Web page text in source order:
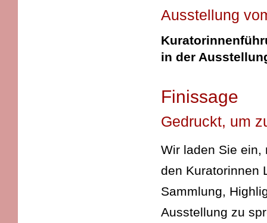
Ausstellung
in der
Finissage
Gedruckt, um
Wir laden Sie ein,
den Kuratorinnen
Sammlung,
Ausstellung zu